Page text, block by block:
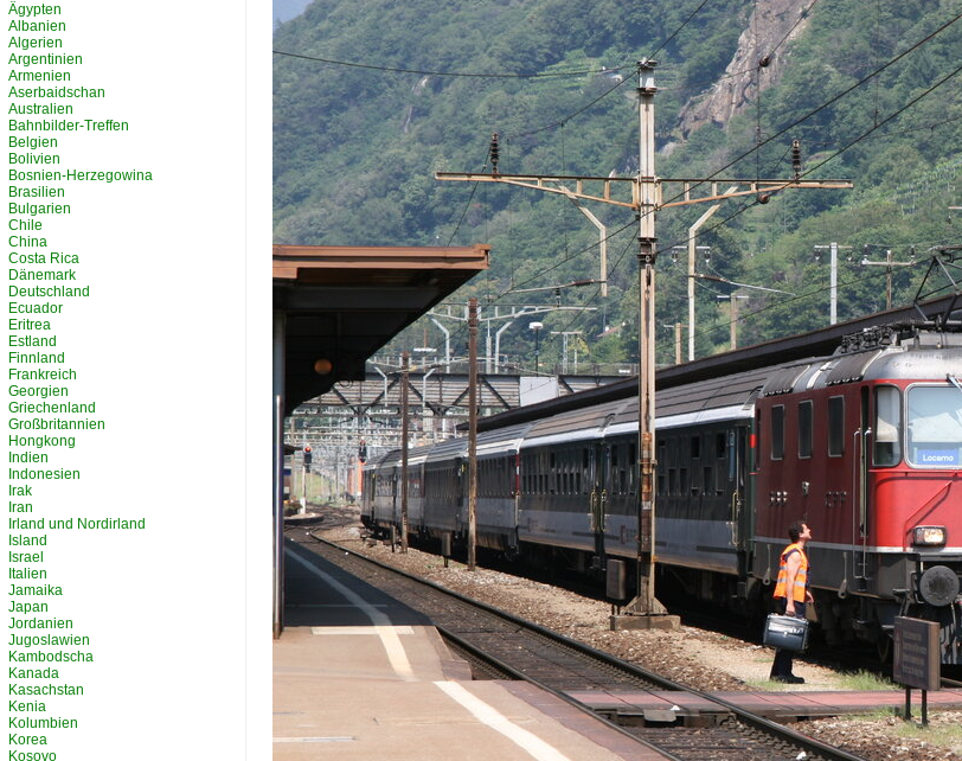
Ägypten
Albanien
Algerien
Argentinien
Armenien
Aserbaidschan
Australien
Bahnbilder-Treffen
Belgien
Bolivien
Bosnien-Herzegowina
Brasilien
Bulgarien
Chile
China
Costa Rica
Dänemark
Deutschland
Ecuador
Eritrea
Estland
Finnland
Frankreich
Georgien
Griechenland
Großbritannien
Hongkong
Indien
Indonesien
Irak
Iran
Irland und Nordirland
Island
Israel
Italien
Jamaika
Japan
Jordanien
Jugoslawien
Kambodscha
Kanada
Kasachstan
Kenia
Kolumbien
Korea
Kosovo